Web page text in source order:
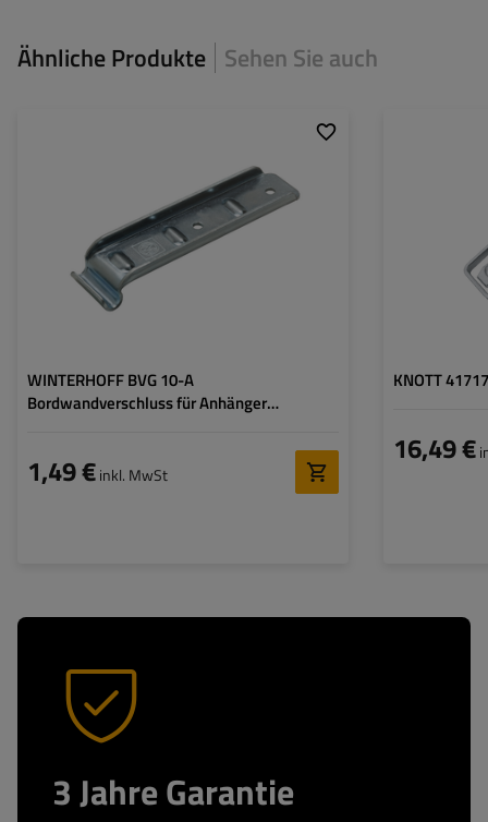
Ähnliche Produkte Sehen Sie auch
WINTERHOFF BVG 10-A
Bordwandverschluss für Anhänger
1,49 €inkl. MwSt
300 kg
126 mm
Verschlussbreite:
30 mm
KNOTT
16,49 €
3 Jahre Garantie